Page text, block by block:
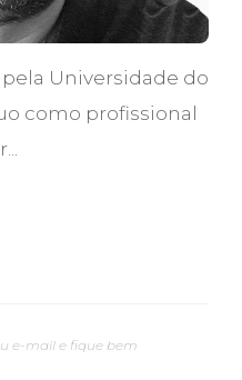
Universidade do
como profissional
e-mail e fique bem